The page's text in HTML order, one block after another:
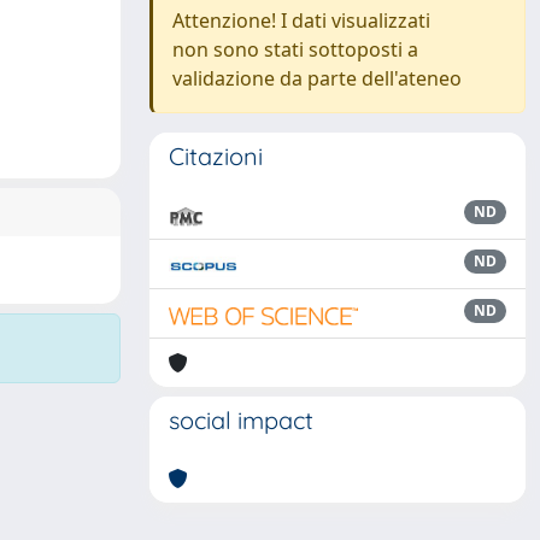
Attenzione! I dati visualizzati
non sono stati sottoposti a
validazione da parte dell'ateneo
Citazioni
ND
ND
ND
social impact